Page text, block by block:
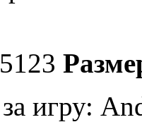
5123
игру: